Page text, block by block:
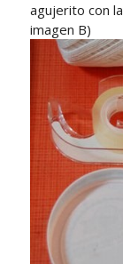
agujerito con
imagen B)